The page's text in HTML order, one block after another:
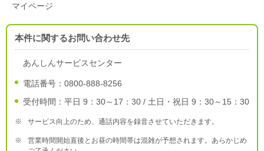
マイページ
本件に関するお問い合わせ先
あんしんサービスセンター
電話番号：0800-888-8256
受付時間：平日 9：30～17：30 / 土日・祝日 9：30～15：30
※ サービス向上のため、通話内容を録音させていただきます。
※
営業時間開始直後とお昼の時間帯は混雑が予想されます。あらかじめ